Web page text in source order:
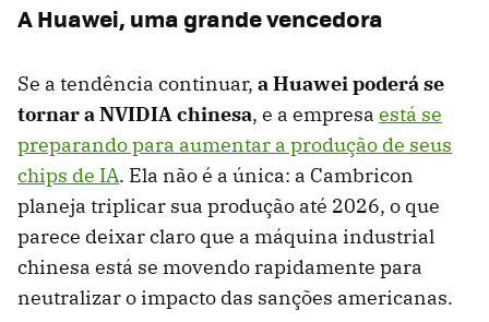
A Huawei, uma grande vencedora
Se a tendência continuar, a Huawei poderá se
tornar a NVIDIA chinesa, e a empresa está se
preparando para aumentar a produção de seus
chips de IA. Ela não é a única: a Cambricon
planeja triplicar sua produção até 2026, o que
parece deixar claro que a máquina industrial
chinesa está se movendo rapidamente para
neutralizar o impacto das sanções americanas.